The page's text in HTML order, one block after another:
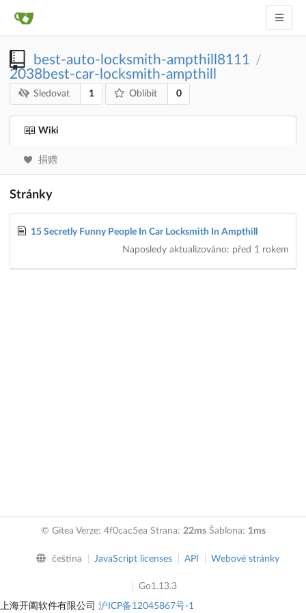
best-auto-locksmith-ampthill8111 /
2038best-car-locksmith-ampthill
Sledovat 1 Oblíbit 0
Wiki
捐赠
Stránky
15 Secretly Funny People In Car Locksmith In Ampthill
Naposledy aktualizováno: před 1 rokem
© Gitea Verze: 4f0cac5ea Strana: 22msŠablona: 1ms
čeština JavaScript licenses API Webové stránky
Go1.13.3
上海开阖软件有限公司 沪ICP备12045867号-1